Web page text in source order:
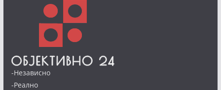
-Независно
-Реално